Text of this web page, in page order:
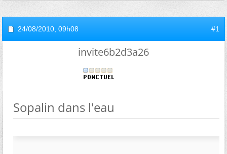
24/08/2010, 09h08 #1
invite6b2d3a26
Sopalin dans l'eau